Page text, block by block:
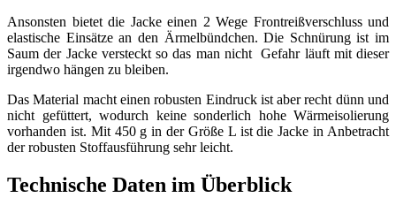
Ansonsten bietet die Jacke einen 2 Wege Frontreißverschluss und
elastische Einsätze an den Ärmelbündchen. Die Schnürung ist im
Saum der Jacke versteckt so das man nicht Gefahr läuft mit dieser
irgendwo hängen zu bleiben.
Das Material macht einen robusten Eindruck ist aber recht dünn und
nicht gefüttert, wodurch keine sonderlich hohe Wärmeisolierung
vorhanden ist. Mit 450 g in der Größe L ist die Jacke in Anbetracht
der robusten Stoffausführung sehr leicht.
Technische Daten im Überblick